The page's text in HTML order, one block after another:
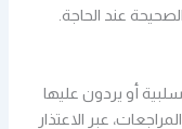
عند الحاجة.
أو يردون عليها
عبر الاعتذار